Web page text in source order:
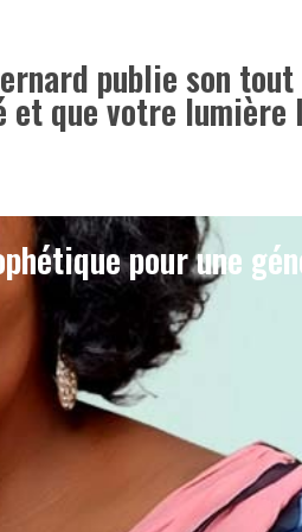
publie son
et que votre lumière
pour une